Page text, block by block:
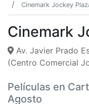
Cinemark Jockey
Cinemark
Av. Javier Prado
(Centro Comercial
Películas en
Agosto